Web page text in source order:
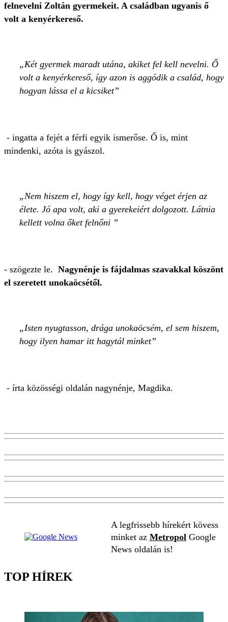
felnevelni Zoltán gyermekeit. A családban ugyanis ő
volt a kenyérkereső.
Két gyermek maradt utána, akiket fel kell nevelni. Ő
volt a kenyérkereső, így azon is aggódik a család, hogy
hogyan lássa el a kicsiket
- ingatta a fejét a férfi egyik ismerőse. Ő is, mint
mindenki, azóta is gyászol.
Nem hiszem el, hogy így kell, hogy véget érjen az
élete. Jó apa volt, aki a gyerekeiért dolgozott. Látnia
kellett volna őket felnőni
- szögezte le. Nagynénje is fájdalmas szavakkal köszönt
el szeretett unokaöcsétől.
Isten nyugtasson, drága unokaöcsém, el sem hiszem,
hogy ilyen hamar itt hagytál minket
- írta közösségi oldalán nagynénje, Magdika.
A legfrissebb hírekért kövess
minket az Metropol Google
News oldalán is!
TOP HÍREK